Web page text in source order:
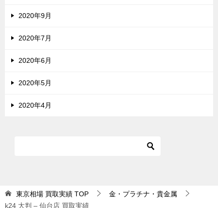
2020年9月
2020年7月
2020年6月
2020年5月
2020年4月
東京相場 買取実績 TOP
金・プラチナ・貴金属
k24 大判 – 仙台店 買取実績